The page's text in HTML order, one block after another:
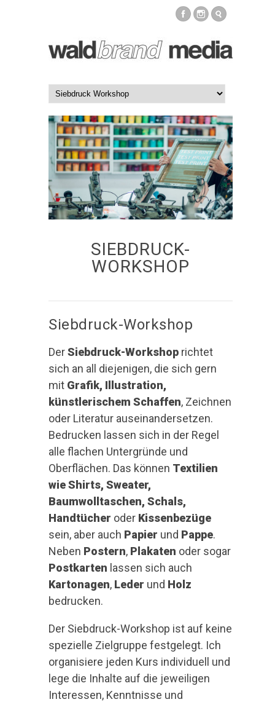
SIEBDRUCK-
WORKSHOP
Siebdruck-Workshop
DerSiebdruck-Workshop richtet
sich an all diejenigen, die sich gern
mit Grafik, Illustration,
künstlerischem Schaffen, Zeichnen
oder Literatur auseinandersetzen.
Bedrucken lassen sich in der Regel
alle flachen Untergründe und
Oberflächen. Das können Textilien
wie Shirts, Sweater,
Baumwolltaschen, Schals,
Handtücher oder Kissenbezüge
sein, aber auch Papier und Pappe.
Neben Postern, Plakaten oder sogar
Postkarten lassen sich auch
Kartonagen, Leder und Holz
bedrucken.
Der Siebdruck-Workshop ist auf keine
spezielle Zielgruppe festgelegt. Ich
organisiere jeden Kurs individuell und
lege die Inhalte auf die jeweiligen
Interessen, Kenntnisse und